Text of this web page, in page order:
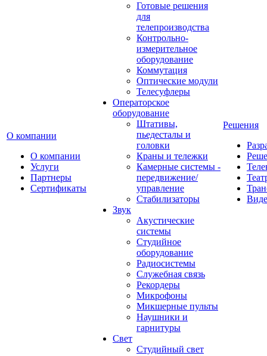
О компании
О компании
Услуги
Партнеры
Сертификаты
Готовые решения
для
телепроизводства
Контрольно-
измерительное
оборудование
Коммутация
Оптические модули
Телесуфлеры
Операторское
оборудование
Штативы,
пьедесталы и
головки
Краны и тележки
Камерные системы -
передвижение/
управление
Стабилизаторы
Звук
Акустические
системы
Студийное
оборудование
Радиосистемы
Служебная связь
Рекордеры
Микрофоны
Микшерные пульты
Наушники и
гарнитуры
Свет
Студийный свет
Решения